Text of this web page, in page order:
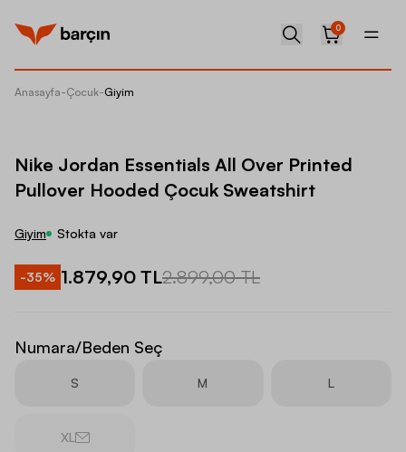
0
Anasayfa-Çocuk-Giyim
Nike Jordan Essentials All Over Printed
Pullover Hooded Çocuk Sweatshirt
Giyim Stokta var
-35% 1.879,90 TL2.899,00 TL
Numara/Beden Seç
S M L
XL